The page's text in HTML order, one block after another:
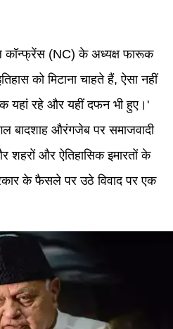
(NC) के अध्यक्ष फारूक
को मिटाना चाहते हैं, ऐसा नहीं
यहां रहे और यहीं दफन भी हुए।'
औरंगजेब पर समाजवादी
शहरों और ऐतिहासिक इमारतों के
के फैसले पर उठे विवाद पर एक